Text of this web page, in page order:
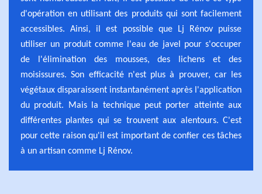
d'opération en utilisant des produits qui sont facilement
accessibles. Ainsi, il est possible que Lj Rénov puisse
utiliser un produit comme l'eau de javel pour s'occuper
de l'élimination des mousses, des lichens et des
moisissures. Son efficacité n'est plus à prouver, car les
végétaux disparaissent instantanément après l'application
du produit. Mais la technique peut porter atteinte aux
différentes plantes qui se trouvent aux alentours. C'est
pour cette raison qu'il est important de confier ces tâches
à un artisan comme Lj Rénov.